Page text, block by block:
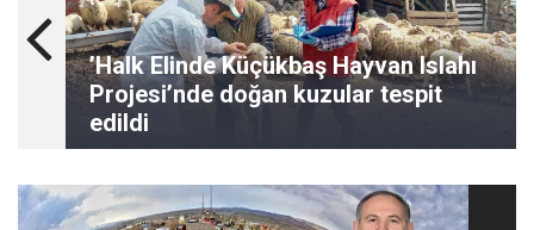
’Halk Elinde Küçükbaş Hayvan Islahı
Projesi’nde doğan kuzular tespit
edildi